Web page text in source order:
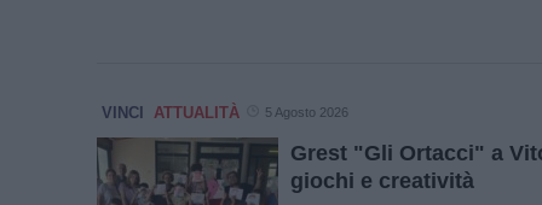
VINCI ATTUALITÀ 5 Agosto 2026
Grest "Gli Ortacci" a
giochi e creatività